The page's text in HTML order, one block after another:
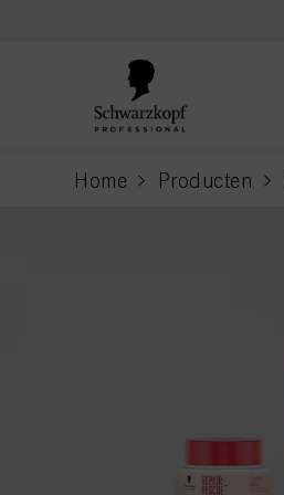
Home Producten